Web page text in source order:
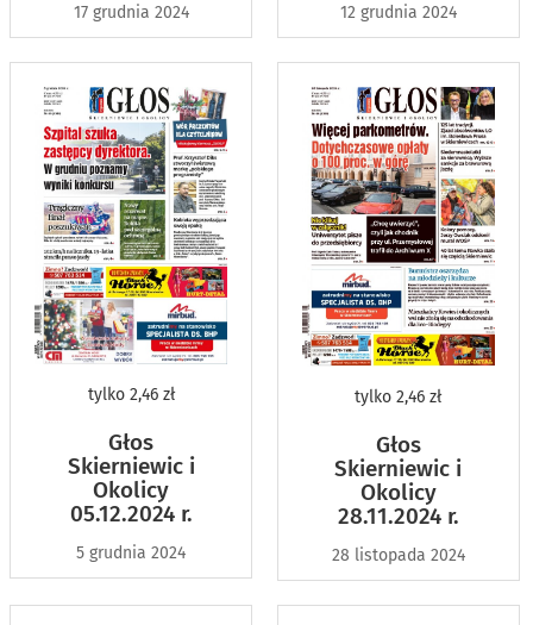
17 grudnia 2024 12 grudnia 2024
tylko2,46 zł
Głos
Skierniewic i
Okolicy
05.12.2024 r.
5 grudnia 2024
tylko 2,46 zł
Głos
Skierniewic i
Okolicy
28.11.2024 r.
28 listopada 2024